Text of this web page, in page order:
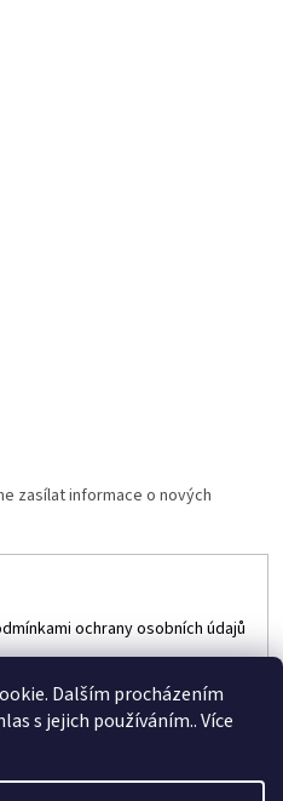
Dalším procházením
s jejich používáním.. Více
zasílat informace o nových
ochrany osobních údajů